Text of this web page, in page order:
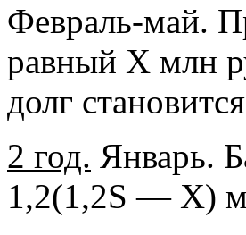
Февраль-май.
равный Х млн
долг
2 год. Январь.
1,2(1,2S — Х)